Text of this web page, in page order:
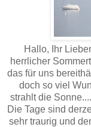
Hallo, Ihr
herrlicher
das für uns
doch so viel
strahlt die
Die Tage sind
sehr traurig und